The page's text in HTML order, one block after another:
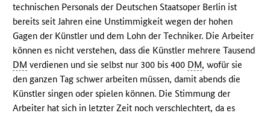
technischen Personals der Deutschen Staatsoper Berlin ist
bereits seit Jahren eine Unstimmigkeit wegen der hohen
Gagen der Künstler und dem Lohn der Techniker. Die Arbeiter
können es nicht verstehen, dass die Künstler mehrere Tausend
DM verdienen und sie selbst nur 300 bis 400 DM, wofür sie
den ganzen Tag schwer arbeiten müssen, damit abends die
Künstler singen oder spielen können. Die Stimmung der
Arbeiter hat sich in letzter Zeit noch verschlechtert, da es